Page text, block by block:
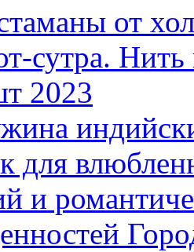
от
сутра.
2023
для
и